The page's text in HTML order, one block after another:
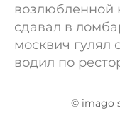
возлюбленной
сдавал в
москвич гулял
водил по
© imago